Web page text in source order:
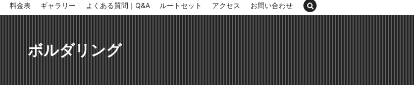
料金表 ギャラリー よくある質問｜Q&A ルートセット アクセス お問い合わせ
ボルダリング